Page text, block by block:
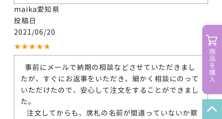
maika愛知県
投稿日
2021/06/20
たが、すぐにお返事をいただき、細かく相談にのって
いただけたので、安心して注文をすることができまし
た。